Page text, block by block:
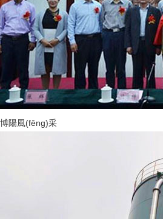
博陽風(fēng)采